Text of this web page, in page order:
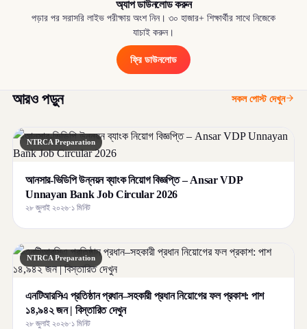
অ্যাপ ডাউনলোড করুন
পড়ার পর সরাসরি লাইভ পরীক্ষায় অংশ নিন। ৩০ হাজার+ শিক্ষার্থীর সাথে নিজেকে
যাচাই করুন।
ফ্রি ডাউনলোড
আরও পড়ুন সকল পোস্ট দেখুন
NTRCA Preparation
আনসার-ভিডিপি উন্নয়ন ব্যাংক নিয়োগ বিজ্ঞপ্তি – Ansar VDP
Unnayan Bank Job Circular 2026
২৮ জুলাই ২০২৬·১ মিনিট
NTRCA Preparation
এনটিআরসিএ প্রতিষ্ঠান প্রধান–সহকারী প্রধান নিয়োগের ফল প্রকাশ: পাশ
১৪,৯৪২ জন | বিস্তারিত দেখুন
২৮ জুলাই ২০২৬·১ মিনিট